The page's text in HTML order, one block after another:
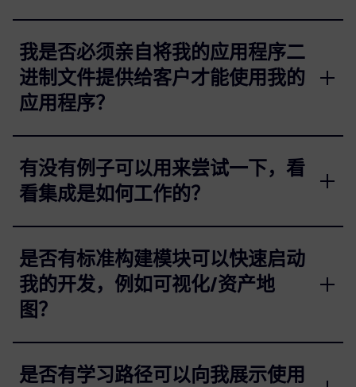
我是否必须亲自将我的应用程序二
进制文件提供给客户才能使用我的
应用程序？
有没有例子可以用来尝试一下，看
看集成是如何工作的？
是否有标准构建模块可以快速启动
我的开发，例如可视化/资产地
图？
是否有学习路径可以向我展示使用